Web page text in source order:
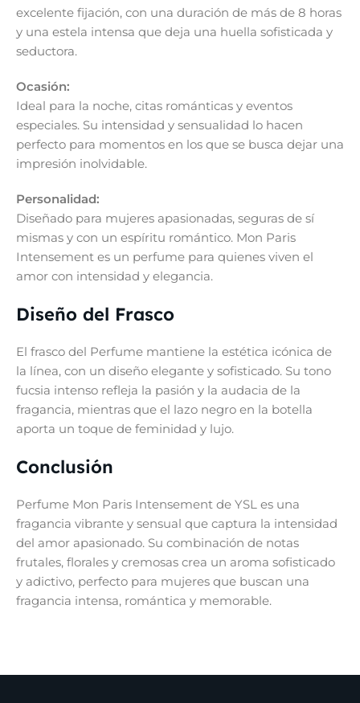
excelente fijación, con una duración de más de 8 horas
y una estela intensa que deja una huella sofisticada y
seductora.
Ocasión:
Ideal para la noche, citas románticas y eventos
especiales. Su intensidad y sensualidad lo hacen
perfecto para momentos en los que se busca dejar una
impresión inolvidable.
Personalidad:
Diseñado para mujeres apasionadas, seguras de sí
mismas y con un espíritu romántico. Mon Paris
Intensement es un perfume para quienes viven el
amor con intensidad y elegancia.
Diseño del Frasco
El frasco del Perfume mantiene la estética icónica de
la línea, con un diseño elegante y sofisticado. Su tono
fucsia intenso refleja la pasión y la audacia de la
fragancia, mientras que el lazo negro en la botella
aporta un toque de feminidad y lujo.
Conclusión
Perfume Mon Paris Intensement de YSL es una
fragancia vibrante y sensual que captura la intensidad
del amor apasionado. Su combinación de notas
frutales, florales y cremosas crea un aroma sofisticado
y adictivo, perfecto para mujeres que buscan una
fragancia intensa, romántica y memorable.